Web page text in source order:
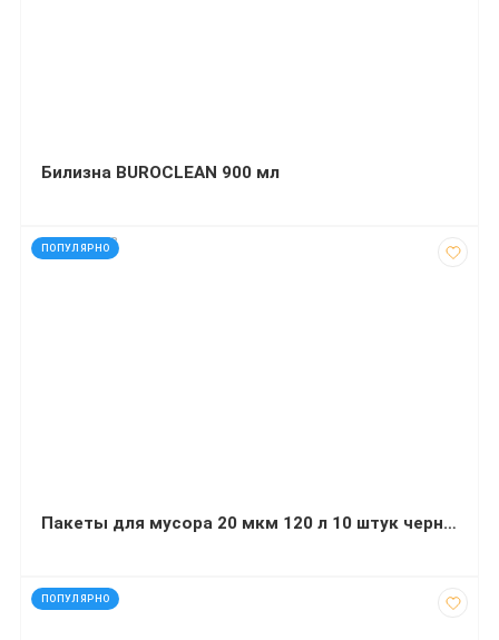
Билизна BUROCLEAN 900 мл
ПОПУЛЯРНО
код: 927678
Пакеты для мусора 20 мкм 120 л 10 штук черные
ПОПУЛЯРНО
код: 91155